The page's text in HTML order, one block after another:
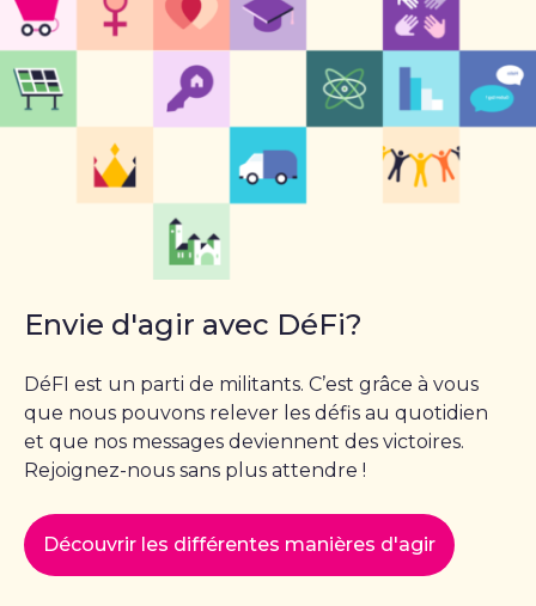
Envie d'agir avec DéFi?
DéFI est un parti de militants. C’est grâce à vous
que nous pouvons relever les défis au quotidien
et que nos messages deviennent des victoires.
Rejoignez-nous sans plus attendre !
Découvrir les différentes manières d'agir